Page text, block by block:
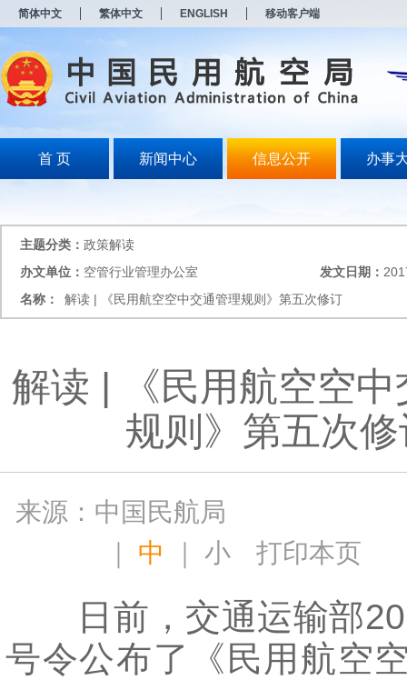
简体中文 繁体中文 ENGLISH 移动客户端
首 页 新闻中心 信息公开 办事
主题分类： 政策解读
办文单位： 空管行业管理办公室 发文日期：
名称：
解读 | 《民用航空空中交通管理规则》第五次修订
解读 | 《民用航空空中
规则》第五次
来源：中国民航局
｜ 中 ｜小 打印本页
日前，交通运输部
号令公布了《民用航空
打
开
无
障
说
开
式